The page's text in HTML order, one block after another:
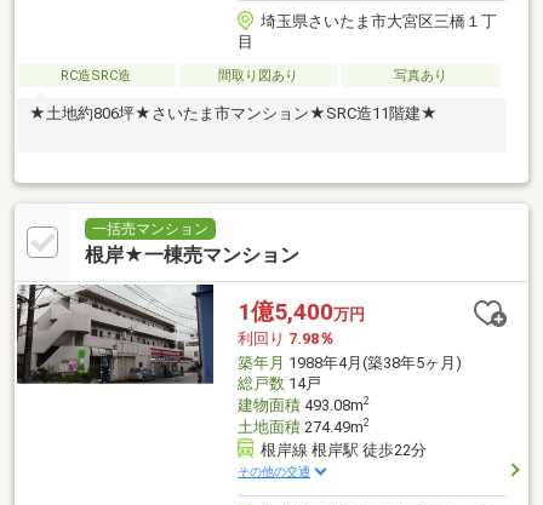
埼玉県さいたま市大宮区三橋１丁
目
RC造SRC造 間取り図あり 写真あり
★土地約806坪★さいたま市マンション★SRC造11階建★
一括売マンション
根岸★一棟売マンション
1億5,400万円
利回り 7.98％
築年月 1988年4月(築38年5ヶ月)
総戸数14戸
建物面積493.08m2
土地面積274.49m2
根岸線 根岸駅 徒歩22分
その他の交通